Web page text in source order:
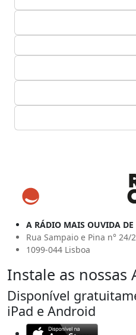
A RÁDIO MAIS OUVIDA DE
Rua Sampaio e Pina n° 24/
1099-044 Lisboa
Instale as nossas
Disponível
iPad e Android